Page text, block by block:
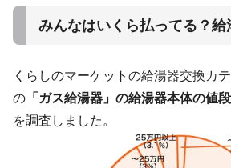
みんなはいくら払ってる？
くらしのマーケットの給湯器交換カ
の 「ガス給湯器」の給湯器本体の値
を調査しました。